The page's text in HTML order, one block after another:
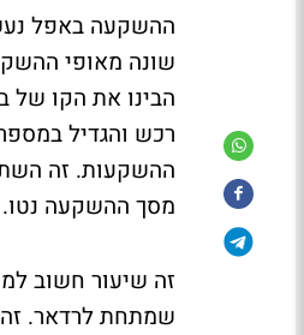
ההשקעה באפל
שונה מאופי
הבינו את הקו של
רכש והגדיל
מסך ההשקעה נטו.
זה שיעור חשוב
שמתחת לרדאר. זה